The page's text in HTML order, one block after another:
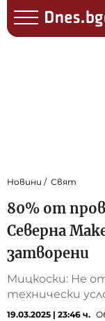
Новини Свят
80% от
Северна
затворени
Мицкоски: Не
технически
19.03.2025 | 23:46 ч.